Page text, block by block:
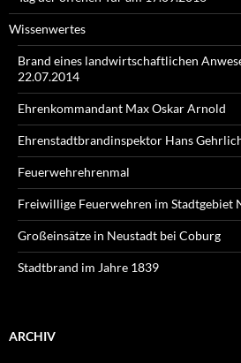
Wissenwertes
Brand eines landwirtschaftlichen
22.07.2014
Ehrenkommandant Max Oskar Arnold
Ehrenstadtbrandinspektor Hans
Feuerwehrehrenmal
Freiwillige Feuerwehren im Stadtgebiet
Großeinsätze in Neustadt bei Coburg
Stadtbrand im Jahre 1839
ARCHIV